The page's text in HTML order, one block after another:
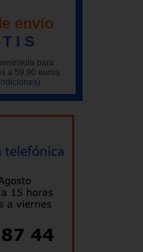
envío
I S
para
a 59,90 euros